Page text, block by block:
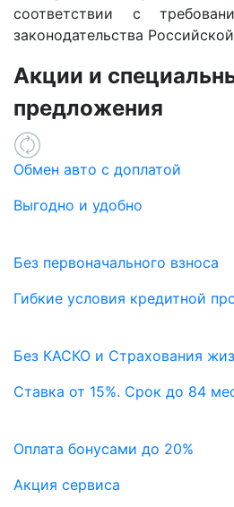
соответствии с
законодательства
Акции и
предложения
Обмен авто с доплатой
Выгодно и удобно
Без первоначального взноса
Гибкие условия кредитной
Без КАСКО и Страхования
Ставка от 15%. Срок до 84
Оплата бонусами до 20%
Акция сервиса